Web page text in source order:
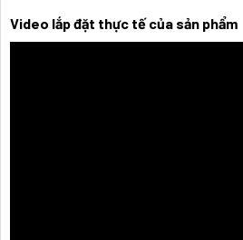
Video lắp đặt thực tế của sản phẩm